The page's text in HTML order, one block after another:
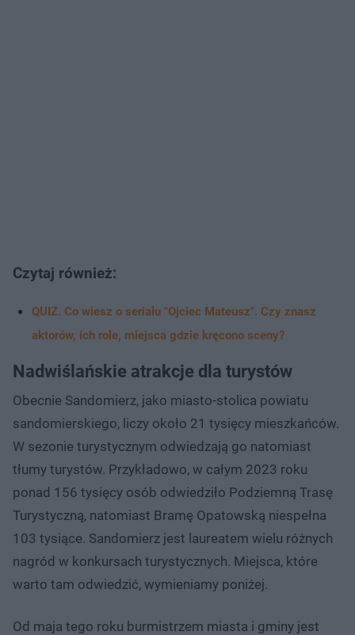
Czytaj również:
QUIZ. Co wiesz o serialu "Ojciec Mateusz". Czy znasz
aktorów, ich role, miejsca gdzie kręcono sceny?
Nadwiślańskie atrakcje dla turystów
Obecnie Sandomierz, jako miasto-stolica powiatu
sandomierskiego, liczy około 21 tysięcy mieszkańców.
W sezonie turystycznym odwiedzają go natomiast
tłumy turystów. Przykładowo, w całym 2023 roku
ponad 156 tysięcy osób odwiedziło Podziemną Trasę
Turystyczną, natomiast Bramę Opatowską niespełna
103 tysiące. Sandomierz jest laureatem wielu różnych
nagród w konkursach turystycznych. Miejsca, które
warto tam odwiedzić, wymieniamy poniżej.
Od maja tego roku burmistrzem miasta i gminy jest